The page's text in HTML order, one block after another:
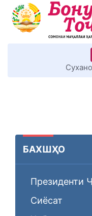
БАХШҲО
Президенти
Сиёсат